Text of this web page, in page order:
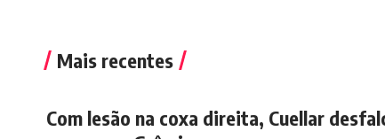
Mais recentes
Com lesão na coxa direita, Cuellar